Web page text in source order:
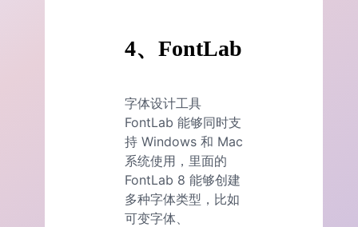
4、FontLab
字体设计工具
FontLab 能够同时支
持 Windows 和 Mac
系统使用，里面的
FontLab 8 能够创建
多种字体类型，比如
可变字体、